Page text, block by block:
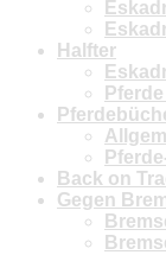
Halfter
Back on
Gegen